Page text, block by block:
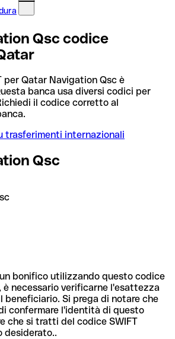
Qsc codice
per Qatar Navigation Qsc è
banca usa diversi codici per
il codice corretto al
trasferimenti internazionali
Qsc
bonifico utilizzando questo codice
è necessario verificarne l'esattezza
beneficiario. Si prega di notare che
confermare l'identità di questo
che si tratti del codice SWIFT
desiderato..